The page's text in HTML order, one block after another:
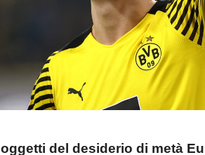
oggetti del desiderio di metà